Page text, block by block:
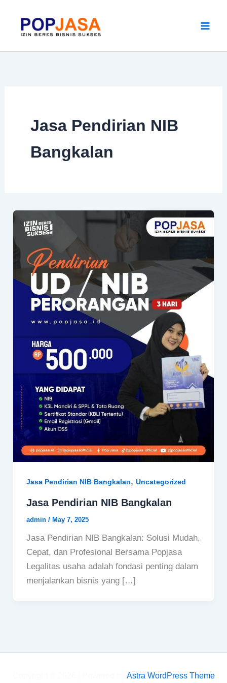
content
Jasa Pendirian NIB
Bangkalan
Jasa Pendirian NIB Bangkalan, Uncategorized
Jasa Pendirian NIB Bangkalan
admin / May 7, 2025
Jasa Pendirian NIB Bangkalan: Solusi Mudah,
Cepat, dan Profesional Bersama Popjasa
Legalitas usaha adalah fondasi penting dalam
menjalankan bisnis yang […]
Astra WordPress Theme